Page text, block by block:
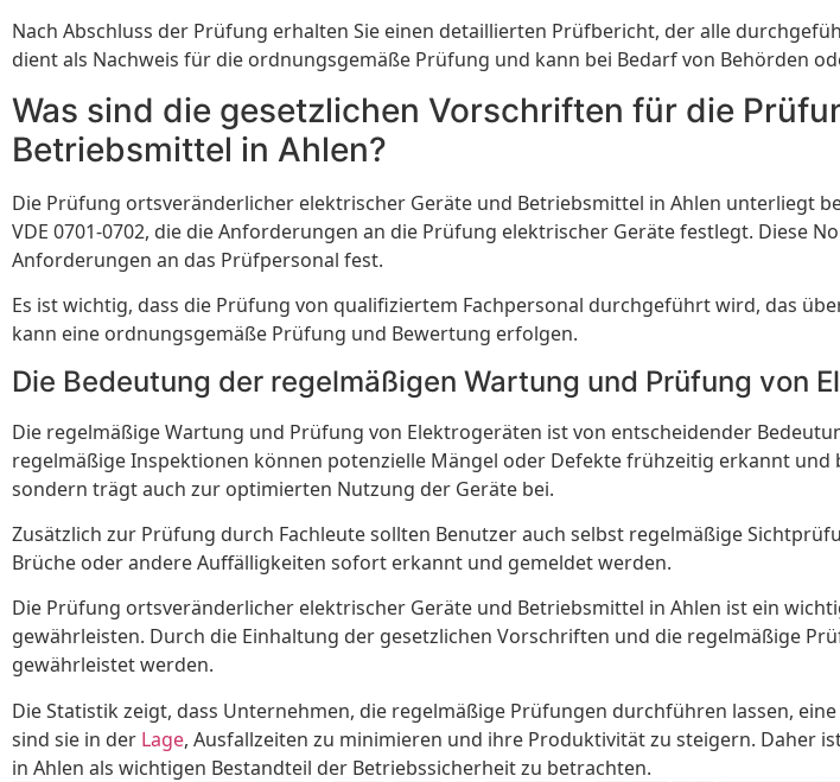
Nach Abschluss der Prüfung erhalten Sie einen detaillierten Prüfbericht, der alle
dient als Nachweis für die ordnungsgemäße Prüfung und kann bei Bedarf von Behörden
Was sind die gesetzlichen Vorschriften für die
Betriebsmittel in Ahlen?
Die Prüfung ortsveränderlicher elektrischer Geräte und Betriebsmittel in Ahlen unterliegt
VDE 0701-0702, die die Anforderungen an die Prüfung elektrischer Geräte festlegt. Diese
Anforderungen an das Prüfpersonal fest.
Es ist wichtig, dass die Prüfung von qualifiziertem Fachpersonal durchgeführt wird, das
kann eine ordnungsgemäße Prüfung und Bewertung erfolgen.
Die Bedeutung der regelmäßigen Wartung und Prüfung von
Die regelmäßige Wartung und Prüfung von Elektrogeräten ist von entscheidender
regelmäßige Inspektionen können potenzielle Mängel oder Defekte frühzeitig erkannt
sondern trägt auch zur optimierten Nutzung der Geräte bei.
Zusätzlich zur Prüfung durch Fachleute sollten Benutzer auch selbst regelmäßige
Brüche oder andere Auffälligkeiten sofort erkannt und gemeldet werden.
Die Prüfung ortsveränderlicher elektrischer Geräte und Betriebsmittel in Ahlen ist ein
gewährleisten. Durch die Einhaltung der gesetzlichen Vorschriften und die regelmäßige
gewährleistet werden.
Die Statistik zeigt, dass Unternehmen, die regelmäßige Prüfungen durchführen lassen,
sind sie in der Lage, Ausfallzeiten zu minimieren und ihre Produktivität zu steigern. Daher
in Ahlen als wichtigen Bestandteil der Betriebssicherheit zu betrachten.